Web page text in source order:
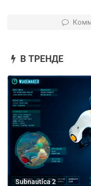
В ТРЕНДЕ
Subnautica 2